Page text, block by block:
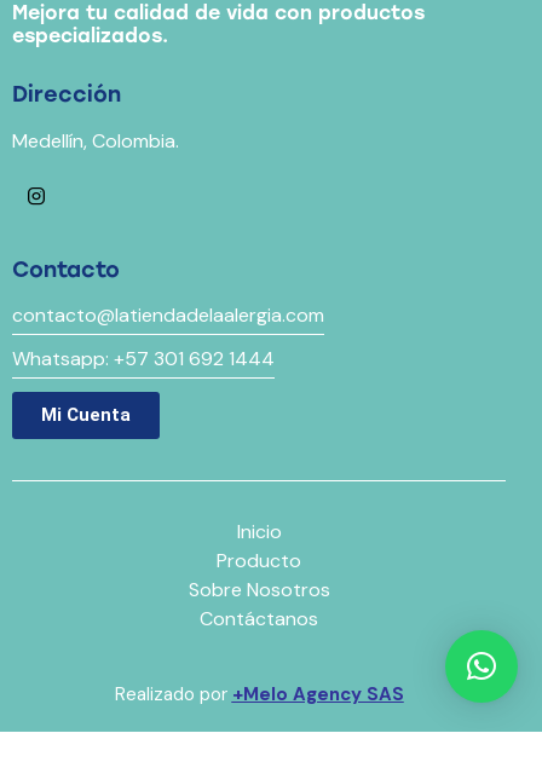
Mejora tu calidad de vida con productos
especializados.
Dirección
Medellín, Colombia.
Contacto
contacto@latiendadelaalergia.com
Whatsapp: +57 301 692 1444
Mi Cuenta
Inicio
Producto
Sobre Nosotros
Contáctanos
Realizado por +Melo Agency SAS